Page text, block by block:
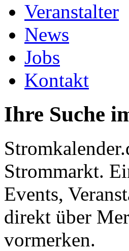
Veranstalter
News
Jobs
Kontakt
Ihre Suche
Strommarkt.
Events,
direkt über
vormerken.